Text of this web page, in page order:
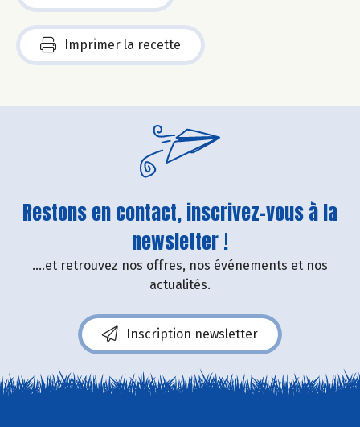
Imprimer la recette
Restons en contact, inscrivez-vous à la
newsletter !
....et retrouvez nos offres, nos événements et nos
actualités.
Inscription newsletter